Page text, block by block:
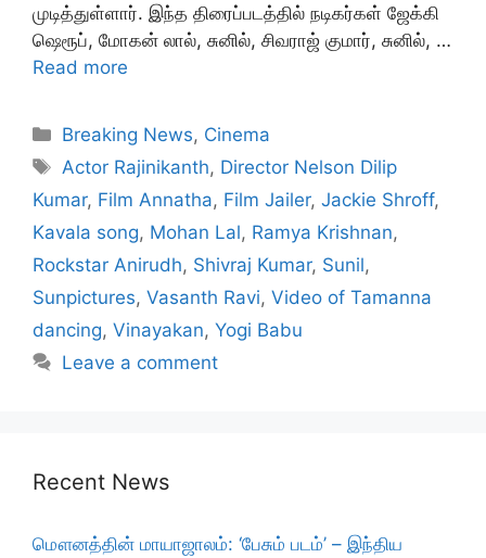
முடித்துள்ளார். இந்த திரைப்படத்தில் நடிகர்கள் ஜேக்கி
ஷெரூப், மோகன் லால், சுனில், சிவராஜ் குமார், சுனில், …
Read more
Categories
Breaking News, Cinema
Tags
Actor Rajinikanth, Director Nelson Dilip
Kumar, Film Annatha, Film Jailer, Jackie Shroff,
Kavala song, Mohan Lal, Ramya Krishnan,
Rockstar Anirudh, Shivraj Kumar, Sunil,
Sunpictures, Vasanth Ravi, Video of Tamanna
dancing, Vinayakan, Yogi Babu
Leave a comment
Recent News
மௌனத்தின் மாயாஜாலம்: ‘பேசும் படம்’ – இந்திய